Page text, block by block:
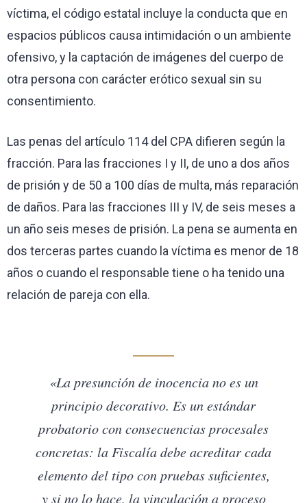
víctima, el código estatal incluye la conducta que en
espacios públicos causa intimidación o un ambiente
ofensivo, y la captación de imágenes del cuerpo de
otra persona con carácter erótico sexual sin su
consentimiento.
Las penas del artículo 114 del CPA difieren según la
fracción. Para las fracciones I y II, de uno a dos años
de prisión y de 50 a 100 días de multa, más reparación
de daños. Para las fracciones III y IV, de seis meses a
un año seis meses de prisión. La pena se aumenta en
dos terceras partes cuando la víctima es menor de 18
años o cuando el responsable tiene o ha tenido una
relación de pareja con ella.
«La presunción de inocencia no es un
principio decorativo. Es un estándar
probatorio con consecuencias procesales
concretas: la Fiscalía debe acreditar cada
elemento del tipo con pruebas suficientes,
y si no lo hace, la vinculación a proceso